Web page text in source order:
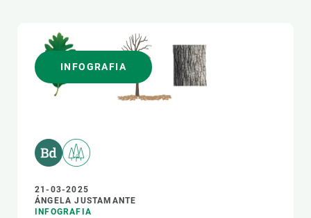
INFOGRAFIA
21-03-2025
ÁNGELA JUSTAMANTE
INFOGRAFIA